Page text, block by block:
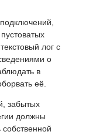
лог с
о
в
её.
забытых
должны
собственной